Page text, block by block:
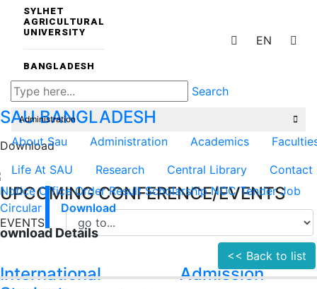
SYLHET
AGRICULTURAL
UNIVERSITY
BANGLADESH
EN
Search
SAUBANGLADESH
About Sau Administration Academics
Life At SAU
Research Central Library Contact
UPCOMING CONFERENCE/EVENTS
EVENTS
International
Admission
Administration
Download
Notice Office Order Result Scholarship NOC Tender Job
Circular
Download
Details
<< Back to list